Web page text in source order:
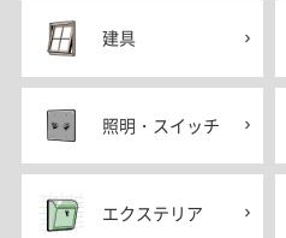
建具
照明・スイッチ
エクステリア